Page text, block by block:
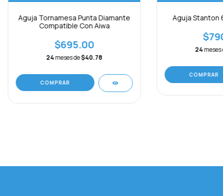
Aguja Tornamesa Punta Diamante
Compatible Con Aiwa
$695.00
24meses de$40.78
COMPRAR
Aguja Stanton
24
COMPRAR